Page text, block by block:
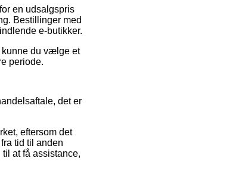
en udsalgspris
Bestillinger med
e-butikker.
kunne du vælge et
periode.
det er
eftersom det
tid til anden
at få assistance,